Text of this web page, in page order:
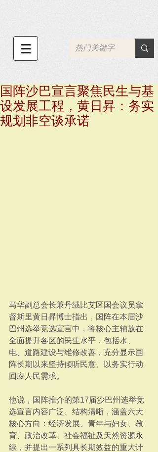
国阵沙巴宣言聚焦民生与基
设发展工程，黄日昇：务实
规划非空谈承诺
马华副总会长兼丹绒比艾区国会议员拿
督斯里黄日昇博士指出，国阵在本届沙
巴州选举竞选宣言中，将核心主轴放在
全面提升各区的民生水平，包括水、
电、道路建设与维修改善，充分显示国
阵长期以来坚持倾听民意、以务实行动
回应人民需求。
他说，国阵推介的第17届沙巴州选举竞
选宣言内容广泛、结构清晰，涵盖六大
核心方向：经济发展、青年与妇女、教
育、政治改革、社会福祉及天然资源永
续，并提出一系列具长期效益的重大计